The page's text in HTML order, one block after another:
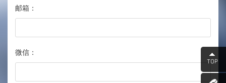
邮箱：
微信：